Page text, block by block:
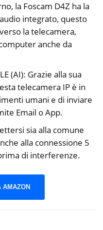
la Foscam D4Z ha la
integrato, questo
la telecamera,
anche da
(AI): Grazie alla sua
telecamera IP è in
umani e di inviare
Email o App.
sia alla comune
alla connessione 5
di interferenze.
AMAZON